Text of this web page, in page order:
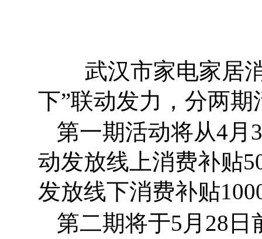
武汉市家电家居消
下”联动发力，分两期
第一期活动将从4月
动发放线上消费补贴
发放线下消费补贴
第二期将于5月28日